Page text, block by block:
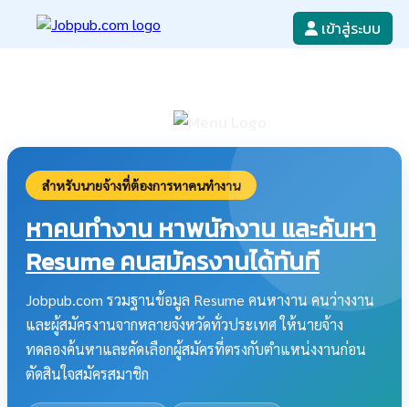
เข้าสู่ระบบ
สำหรับนายจ้างที่ต้องการหาคนทำงาน
หาคนทำงาน หาพนักงาน และค้นหา
Resume คนสมัครงานได้ทันที
Jobpub.com รวมฐานข้อมูล Resume คนหางาน คนว่างงาน
และผู้สมัครงานจากหลายจังหวัดทั่วประเทศ ให้นายจ้าง
ทดลองค้นหาและคัดเลือกผู้สมัครที่ตรงกับตำแหน่งงานก่อน
ตัดสินใจสมัครสมาชิก